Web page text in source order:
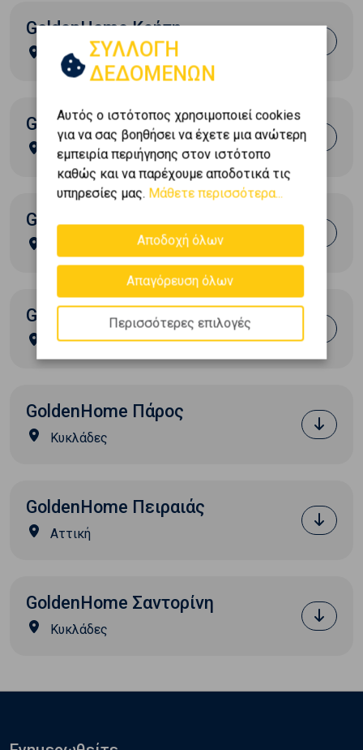
GoldenHome Κρήτη
Κρήτη
GoldenHome Λαγονήσι
Αττική
GoldenHome Μαρούσι
GoldenHome Μύκονος
Κυκλάδες
GoldenHome Πάρος
Κυκλάδες
GoldenHome Πειραιάς
Αττική
GoldenHome Σαντορίνη
Κυκλάδες
ΣΥΛΛΟΓΗ
ΔΕΔΟΜΕΝΩΝ
Αυτός ο ιστότοπος χρησιμοποιεί cookies
για να σας βοηθήσει να έχετε μια ανώτερη
εμπειρία περιήγησης στον ιστότοπο
καθώς και να παρέχουμε αποδοτικά τις
υπηρεσίες μας. Μάθετε περισσότερα...
Αποδοχή όλων
Απαγόρευση όλων
Περισσότερες επιλογές